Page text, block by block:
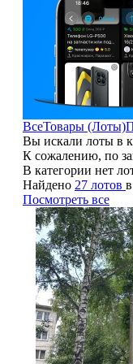
ВсеТовары (Лоты)
Вы искали лоты в
К сожалению, по
В категории нет
Найдено 27 лотов
Посмотреть все